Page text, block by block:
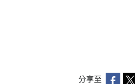
分享至